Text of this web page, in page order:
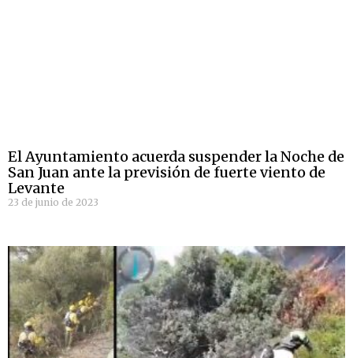
El Ayuntamiento acuerda suspender la Noche de
San Juan ante la previsión de fuerte viento de
Levante
23 de junio de 2023